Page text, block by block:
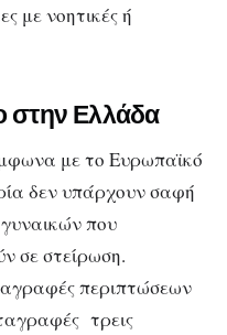
με νοητικές ή
στην Ελλάδα
με το Ευρωπαϊκό
δεν υπάρχουν σαφή
που
σε στείρωση.
περιπτώσεων
τρεις